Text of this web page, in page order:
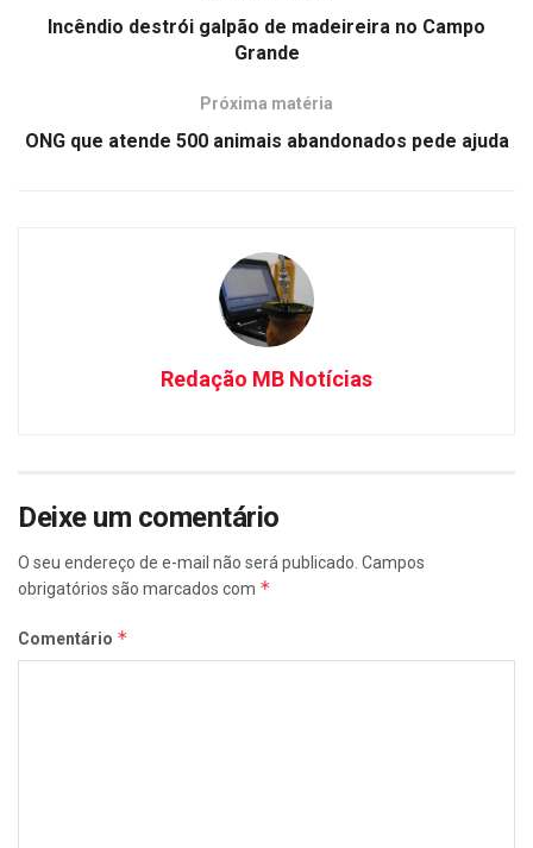
Incêndio destrói galpão de madeireira no Campo
Grande
Próxima matéria
ONG que atende 500 animais abandonados pede ajuda
Redação MB Notícias
Deixe um comentário
O seu endereço de e-mail não será publicado. Campos
obrigatórios são marcados com *
Comentário *